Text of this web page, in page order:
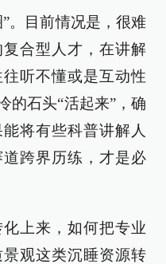
。目前情况是，很难
合型人才，在讲解
听不懂或是互动性
的石头“活起来”，确
将有些科普讲解人
跨界历练，才是必
上来，如何把专业
观这类沉睡资源转